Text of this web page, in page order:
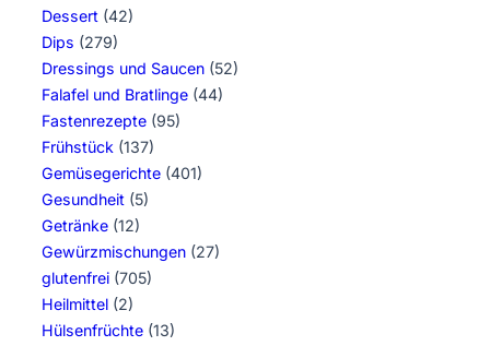
Dessert (42)
Dips (279)
Dressings und Saucen (52)
Falafel und Bratlinge (44)
Fastenrezepte (95)
Frühstück (137)
Gemüsegerichte (401)
Gesundheit (5)
Getränke (12)
Gewürzmischungen (27)
glutenfrei (705)
Heilmittel (2)
Hülsenfrüchte (13)